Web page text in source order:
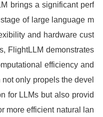
brings a significant perf
of large language m
and hardware cust
FlightLLM demonstrates
efficiency and
only propels the devel
for LLMs but also provid
more efficient natural lan